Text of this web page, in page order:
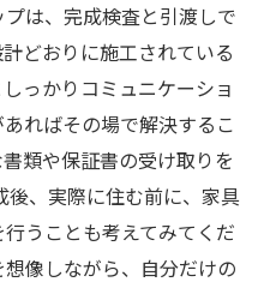
は、完成検査と引渡しで
どおりに施工されている
っかりコミュニケーショ
ればその場で解決するこ
類や保証書の受け取りを
、実際に住む前に、家具
うことも考えてみてくだ
像しながら、自分だけの